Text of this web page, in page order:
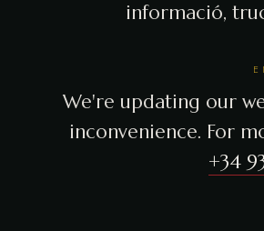
informació,
We're updating our
inconvenience. For
+34